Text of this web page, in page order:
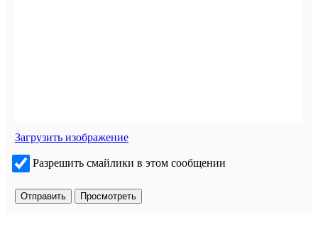
Загрузить изображение
Разрешить смайлики в этом сообщении